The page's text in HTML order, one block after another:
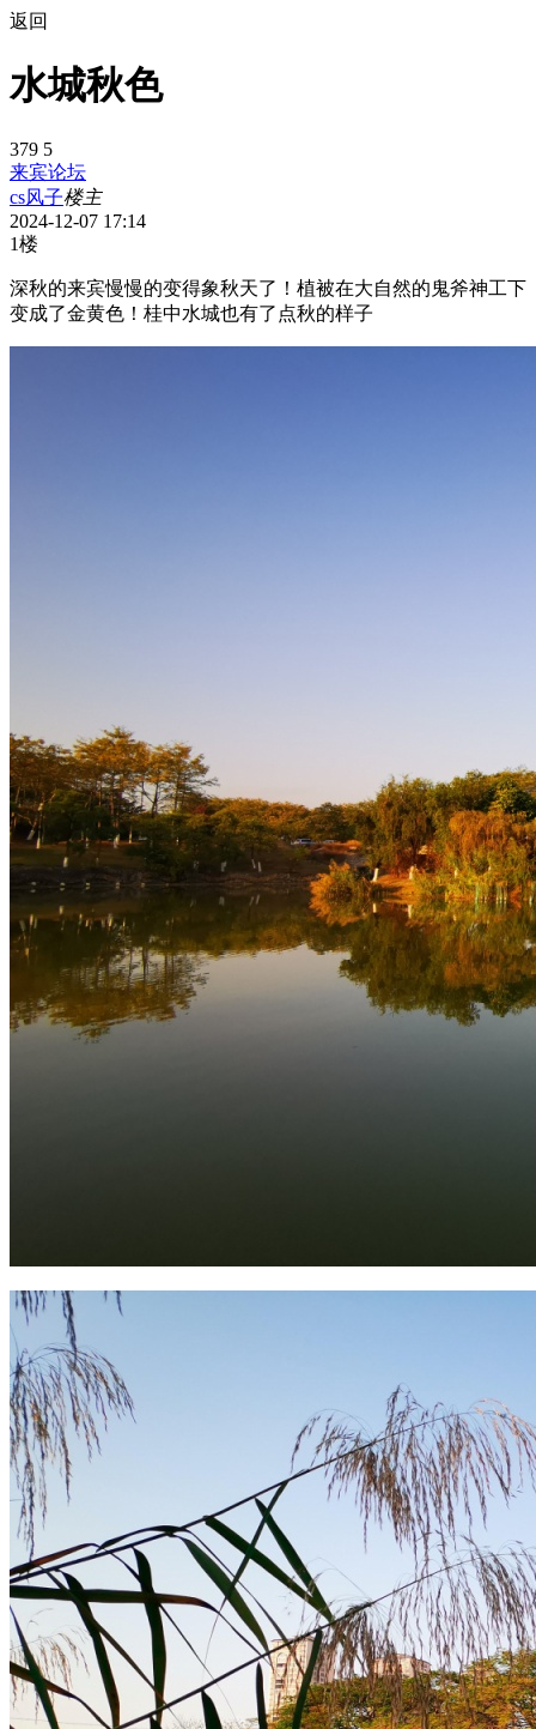
返回
水城秋色
379 5
来宾论坛
cs风子楼主
2024-12-07 17:14
1楼
深秋的来宾慢慢的变得象秋天了！植被在大自然的鬼斧神工下
变成了金黄色！桂中水城也有了点秋的样子